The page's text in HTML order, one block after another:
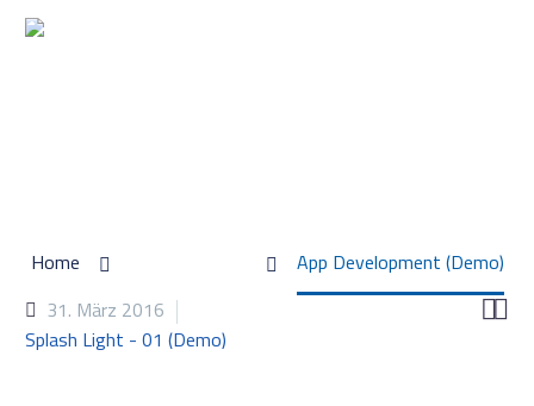
Home App Development (Demo)

31. März 2016
Splash Light - 01 (Demo)